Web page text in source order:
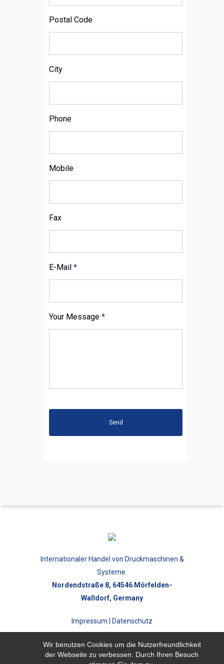
Wir benutzen Cookies um die Nutzerfreundlichkeit
der Webseite zu verbessen. Durch Ihren Besuch
Postal Code
City
Phone
Mobile
Fax
E-Mail *
Your Message *
Internationaler Handel von Druckmaschinen &
Systeme.
Nordendstraße 8, 64546 Mörfelden-
Walldorf, Germany
Impressum Datenschutz
Konzeption und Realisierung: Goodvertise
Werbeagentur